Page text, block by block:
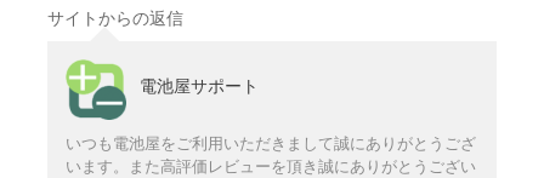
サイトからの返信
電池屋サポート
いつも電池屋をご利用いただきまして誠にありがとうござ
います。また高評価レビューを頂き誠にありがとうござい